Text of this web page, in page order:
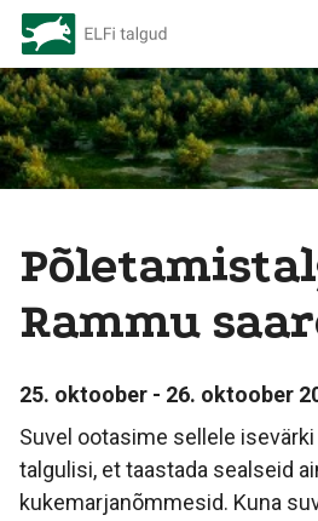
Rammu
25. oktoober - 26. oktoober
Suvel ootasime sellele
talgulisi, et taastada sealseid
kukemarjanõmmesid. Kuna